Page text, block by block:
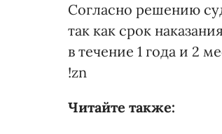
Согласно решению
так как срок
в течение 1 года и 2
!zn
Читайте также: